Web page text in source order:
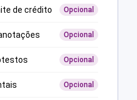
de crédito Opcional
Opcional
Opcional
Opcional